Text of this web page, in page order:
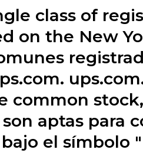
class of
on the New
common
aptas para
el símbolo